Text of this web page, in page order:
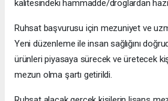
kalitesindeki hammadde/droglardan
Ruhsat başvurusu için mezuniyet ve
Yeni düzenleme ile insan sağlığını
ürünleri piyasaya sürecek ve üretecek
mezun olma şartı getirildi.